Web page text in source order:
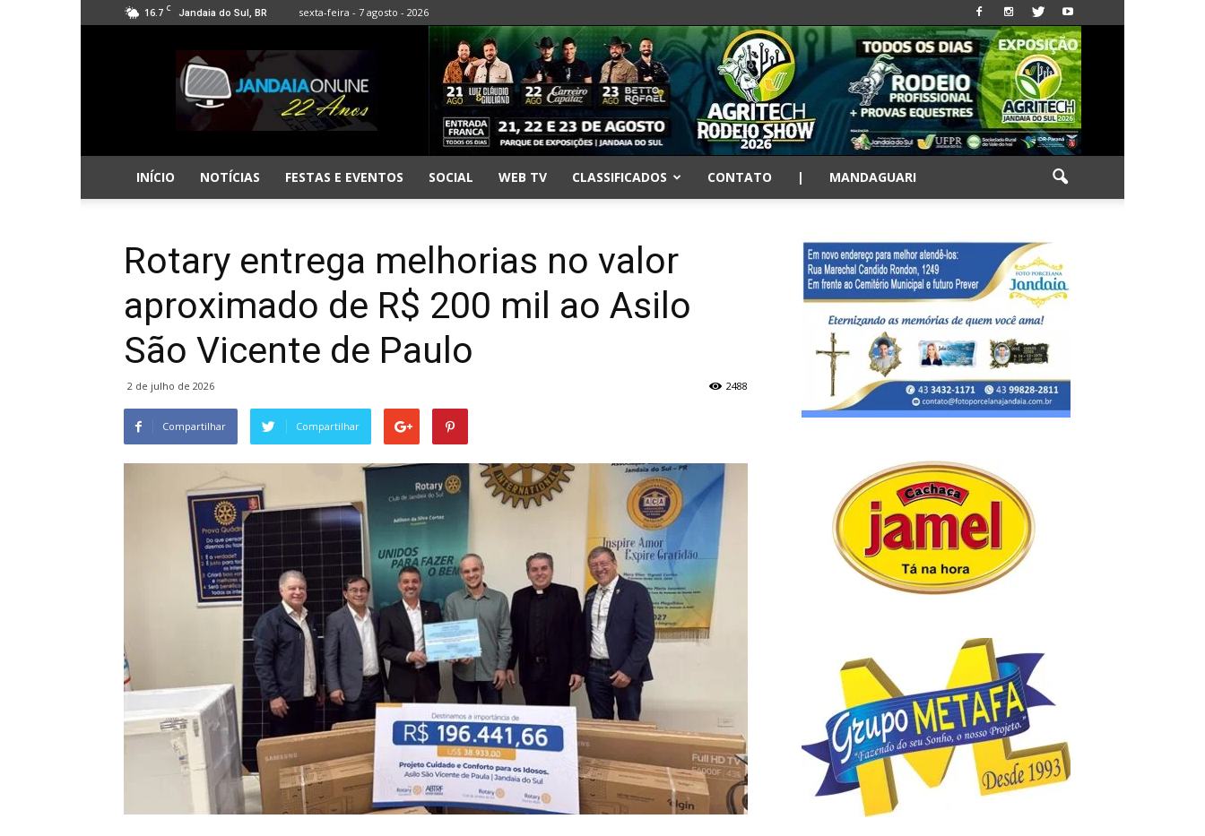
16.7 C Jandaia do Sul, BR sexta-feira - 7 agosto - 2026
Jandaia
Online
INÍCIO NOTÍCIAS FESTAS E EVENTOS SOCIAL WEB TV CLASSIFICADOS CONTATO | MANDAGUARI
Rotary entrega melhorias no valor
aproximado de R$ 200 mil ao Asilo
São Vicente de Paulo
2 de julho de 2026 2488
Compartilhar Compartilhar